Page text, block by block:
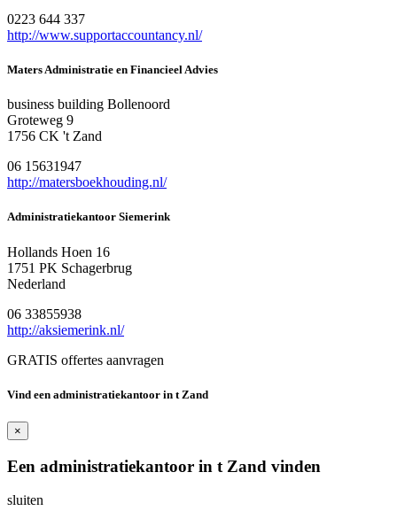
0223 644 337
http://www.supportaccountancy.nl/
Maters Administratie en Financieel Advies
business building Bollenoord
Groteweg 9
1756 CK 't Zand
06 15631947
http://matersboekhouding.nl/
Administratiekantoor Siemerink
Hollands Hoen 16
1751 PK Schagerbrug
Nederland
06 33855938
http://aksiemerink.nl/
GRATIS offertes aanvragen
Vind een administratiekantoor in t Zand
×
Een administratiekantoor in t Zand vinden
sluiten